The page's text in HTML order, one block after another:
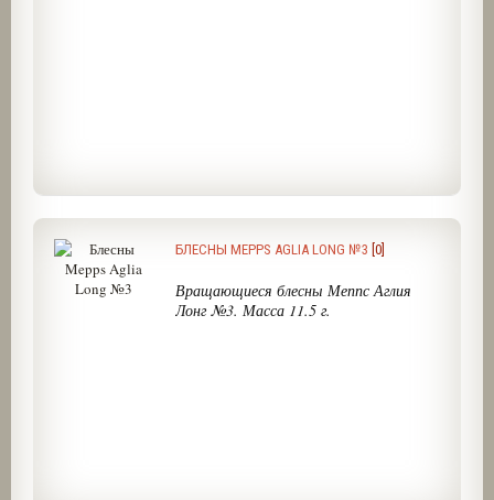
БЛЕСНЫ MEPPS AGLIA LONG №3 [0]
Вращающиеся блесны Меппс Аглия
Лонг №3. Масса 11.5 г.